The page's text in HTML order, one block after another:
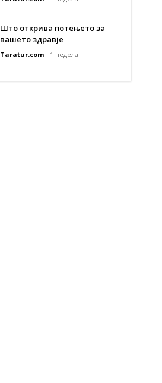
Што открива потењето за
вашето здравје
Taratur.com 1 недела